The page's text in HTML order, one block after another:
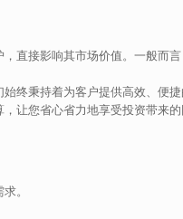
直接影响其市场价值。一般而
终秉持着为客户提供高效、便
让您省心省力地享受投资带来的
。